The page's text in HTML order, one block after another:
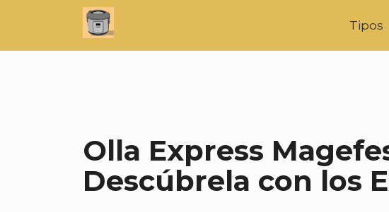
contenido
Tipos
Olla Express
Descúbrela con los